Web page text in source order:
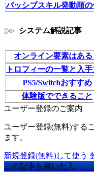
パッシブスキル発動順
システム解説記事
オンライン要素はある
トロフィーの一覧と入
PS5/Switchおすすめ
体験版でできること
ユーザー登録のご案内
ユーザー登録(無料)する
ます。
新規登録(無料)して使う
この記事を書いた人